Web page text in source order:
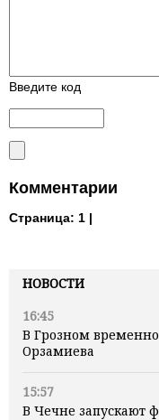
НОВОСТИ
16:45
В Грозном
Орзамиева
15:57
В Чечне запускают
Введите код
Комментарии
Страница: 1 |